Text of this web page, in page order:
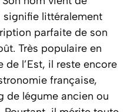
signifie littéralement
parfaite de son
Très populaire en
de l’Est, il reste encore
française,
de légume ancien ou